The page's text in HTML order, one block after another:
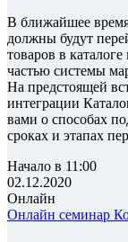
В ближайшее
должны будут
товаров в
частью системы
На предстоящей
интеграции
вами о способах
сроках и этапах
Начало в 11:00
02.12.2020
Онлайн
Онлайн семинар